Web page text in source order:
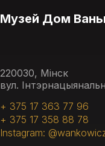
Музей Дом
220030, Мінск
вул.
+ 375 17 363 77 96
+ 375 17 358 88 78
Instagram: